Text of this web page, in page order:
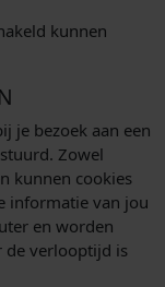
kunnen
je bezoek aan een
Zowel
kunnen cookies
informatie van jou
en worden
de verlooptijd is